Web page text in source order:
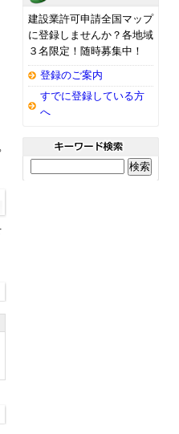
建設業許可申請全国マップ
に登録しませんか？各地域
３名限定！随時募集中！
登録のご案内
すでに登録している方
へ